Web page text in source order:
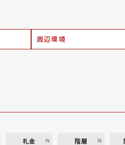
周辺環境
礼金 階層